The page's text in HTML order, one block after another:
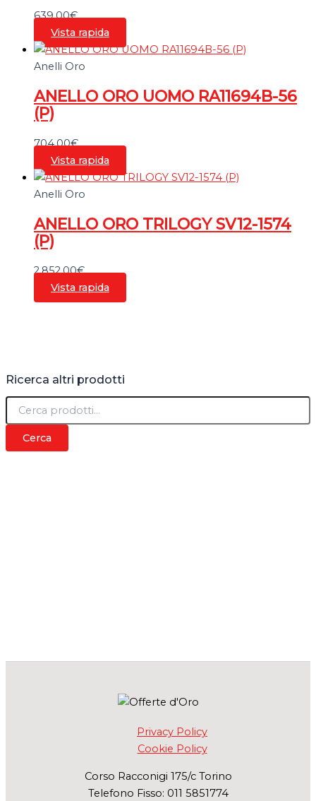
Ricerca altri prodotti
C
r
Cerca
639,00€
Vista rapida
Anelli Oro
ANELLO ORO UOMO RA11694B-56
(P)
704,00€
Vista rapida
Anelli Oro
ANELLO ORO TRILOGY SV12-1574
(P)
2.852,00€
Vista rapida
Privacy Policy
Cookie Policy
Corso Racconigi 175/c Torino
Telefono Fisso: 011 5851774